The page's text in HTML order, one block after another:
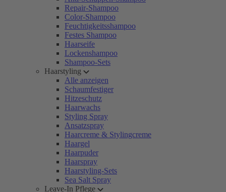
Repair-Shampoo
Color-Shampoo
Feuchtigkeitsshampoo
Festes Shampoo
Haarseife
Lockenshampoo
Shampoo-Sets
Haarstyling
Alle anzeigen
Schaumfestiger
Hitzeschutz
Haarwachs
Styling Spray
Ansatzspray
Haarcreme & Stylingcreme
Haargel
Haarpuder
Haarspray
Haarstyling-Sets
Sea Salt Spray
Leave-In Pflege